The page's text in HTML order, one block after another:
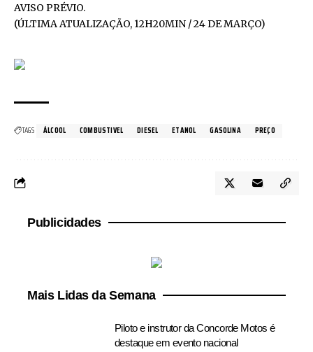
AVISO PRÉVIO.
(ÚLTIMA ATUALIZAÇÃO, 12H20MIN / 24 DE MARÇO)
TAGS ÁLCOOL COMBUSTIVEL DIESEL ETANOL GASOLINA PREÇO
Publicidades
Mais Lidas da Semana
Piloto e instrutor da Concorde Motos é
destaque em evento nacional